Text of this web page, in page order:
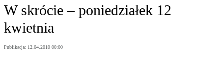
W skrócie – poniedziałek 12
kwietnia
Publikacja: 12.04.2010 00:00